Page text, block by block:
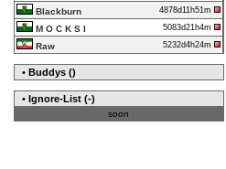
Blackburn 4878d11h51m
M O C K S I 5083d21h4m
Raw 5232d4h24m
• Buddys ()
• Ignore-List (-)
soon